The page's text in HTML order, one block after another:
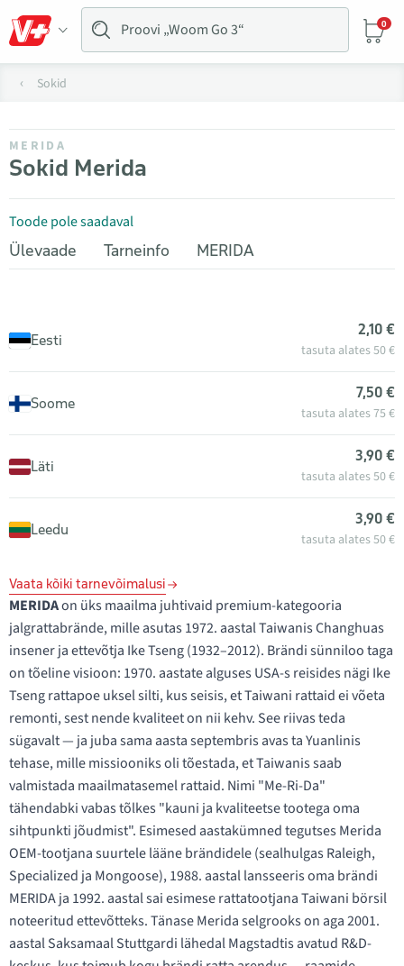
0
Sokid
MERIDA
Sokid Merida
Toode pole saadaval
Ülevaade
Tarneinfo MERIDA
Eesti
2,10 €
tasuta alates 50 €
Soome
7,50 €
tasuta alates 75 €
Läti
3,90 €
tasuta alates 50 €
Leedu
3,90 €
tasuta alates 50 €
Vaata kõiki tarnevõimalusi
MERIDAon üks maailma juhtivaid premium-kategooria
jalgrattabrände, mille asutas 1972. aastal Taiwanis Changhuas
insener ja ettevõtja Ike Tseng (1932–2012). Brändi sünniloo taga
on tõeline visioon: 1970. aastate alguses USA-s reisides nägi Ike
Tseng rattapoe uksel silti, kus seisis, et Taiwani rattaid ei võeta
remonti, sest nende kvaliteet on nii kehv. See riivas teda
sügavalt — ja juba sama aasta septembris avas ta Yuanlinis
tehase, mille missiooniks oli tõestada, et Taiwanis saab
valmistada maailmatasemel rattaid. Nimi "Me-Ri-Da"
tähendabki vabas tõlkes "kauni ja kvaliteetse tootega oma
sihtpunkti jõudmist". Esimesed aastakümned tegutses Merida
OEM-tootjana suurtele lääne brändidele (sealhulgas Raleigh,
Specialized ja Mongoose), 1988. aastal lansseeris oma brändi
MERIDA ja 1992. aastal sai esimese rattatootjana Taiwani börsil
noteeritud ettevõtteks. Tänase Merida selgrooks on aga 2001.
aastal Saksamaal Stuttgardi lähedal Magstadtis avatud R&D-